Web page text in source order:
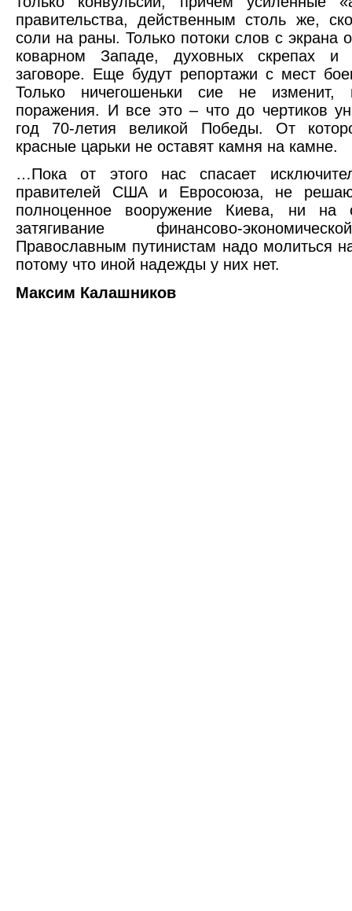
правительства, действенным столь же,
соли на раны. Только потоки слов с экрана
коварном Западе, духовных скрепах и
заговоре. Еще будут репортажи с мест
Только ничегошеньки сие не изменит,
поражения. И все это – что до чертиков
год 70-летия великой Победы. От
красные царьки не оставят камня на камне.
…Пока от этого нас спасает
правителей США и Евросоюза, не
полноценное вооружение Киева, ни на
затягивание финансово-
Православным путинистам надо молиться
потому что иной надежды у них нет.
Максим Калашников